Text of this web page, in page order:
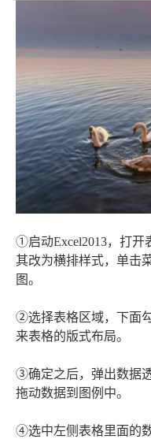
①启动Excel2013，打开
其改为横排样式，单击
图。
②选择表格区域，下面
来表格的版式布局。
③确定之后，弹出数据
拖动数据到图例中。
④选中左侧表格里面的